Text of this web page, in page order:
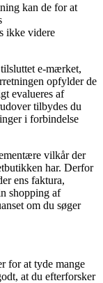
kan de for at
ikke videre
e-mærket,
opfylder de
evalueres af
tilbydes du
i forbindelse
vilkår der
har. Derfor
ens faktura,
shopping af
om du søger
for at tyde mange
at du efterforsker